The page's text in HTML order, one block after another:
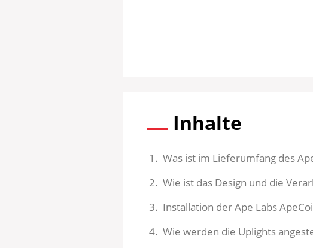
Inhalte
Was ist im Lieferumfang des
Wie ist das Design und die
Installation der Ape Labs
Wie werden die Uplights